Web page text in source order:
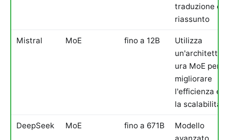
traduzione e
riassunto
Mistral MoE fino a 12B
Utilizza
un'architett
ura MoE per
migliorare
l'efficienza e
la scalabilità
DeepSeek MoE fino a 671B
Modello